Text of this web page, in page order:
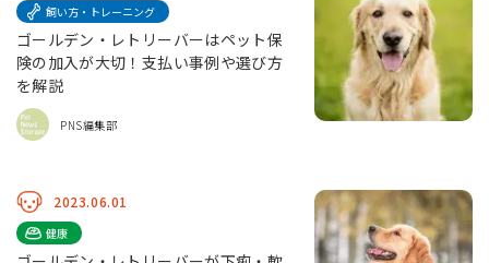
飼い方・トレーニング
ゴールデン・レトリーバーはペット保
険の加入が大切！支払い事例や選び方
を解説
PNS編集部
2023.06.01
健康